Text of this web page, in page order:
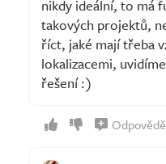
nikdy ideální, to má
takových projektů,
říct, jaké mají třeba
lokalizacemi,
řešení :)